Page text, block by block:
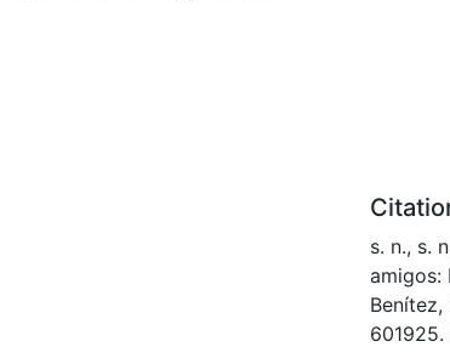
s. n., s.
amigos: